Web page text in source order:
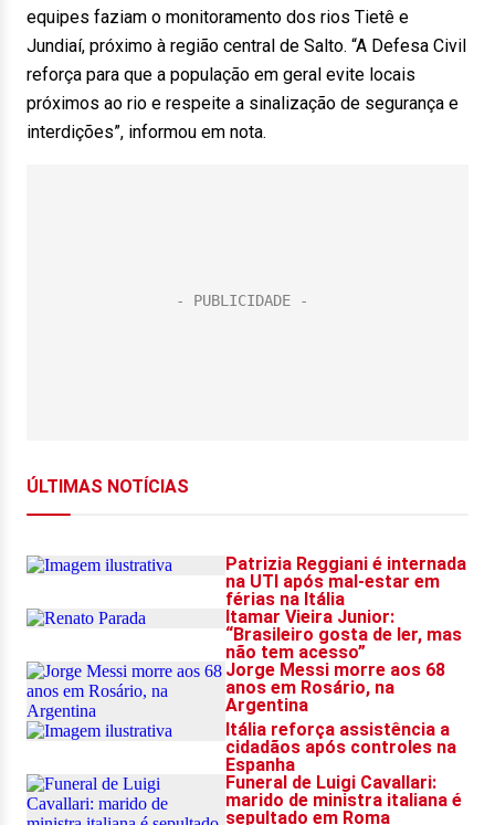
equipes faziam o monitoramento dos rios Tietê e
Jundiaí, próximo à região central de Salto. “A Defesa Civil
reforça para que a população em geral evite locais
próximos ao rio e respeite a sinalização de segurança e
interdições”, informou em nota.